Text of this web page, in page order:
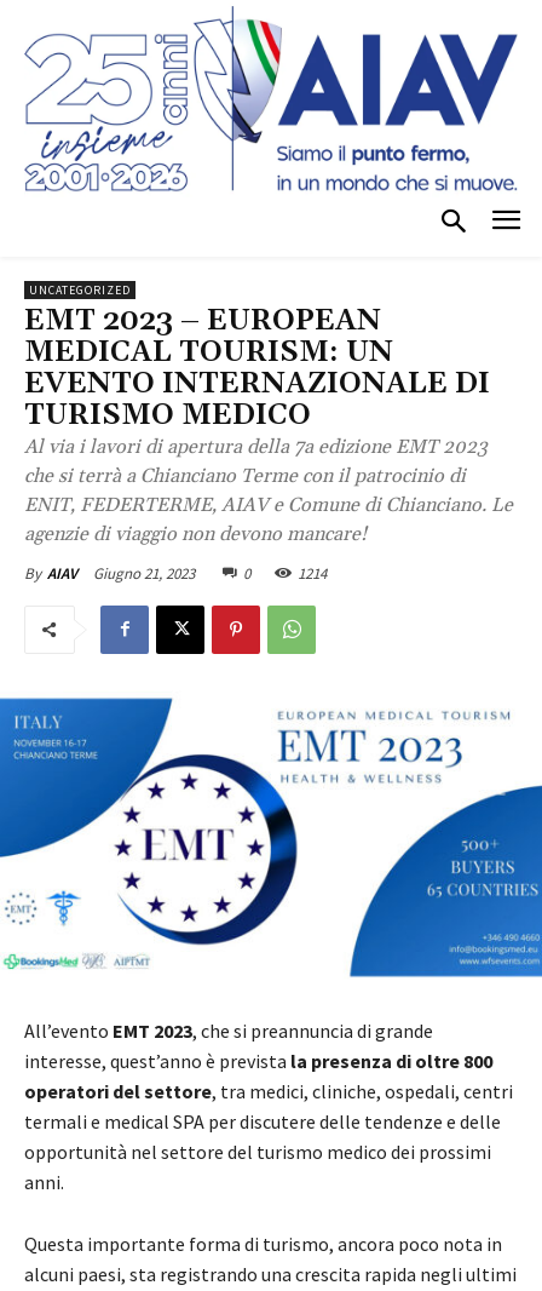
UNCATEGORIZED
EMT 2023 – EUROPEAN
MEDICAL TOURISM: UN
EVENTO INTERNAZIONALE DI
TURISMO MEDICO
Al via i lavori di apertura della 7a edizione EMT 2023
che si terrà a Chianciano Terme con il patrocinio di
ENIT, FEDERTERME, AIAV e Comune di Chianciano. Le
agenzie di viaggio non devono mancare!
By AIAV Giugno 21, 2023 0 1214
All’evento EMT 2023, che si preannuncia di grande
interesse, quest’anno è prevista la presenza di oltre 800
operatori del settore, tra medici, cliniche, ospedali, centri
termali e medical SPA per discutere delle tendenze e delle
opportunità nel settore del turismo medico dei prossimi
anni.
Questa importante forma di turismo, ancora poco nota in
alcuni paesi, sta registrando una crescita rapida negli ultimi